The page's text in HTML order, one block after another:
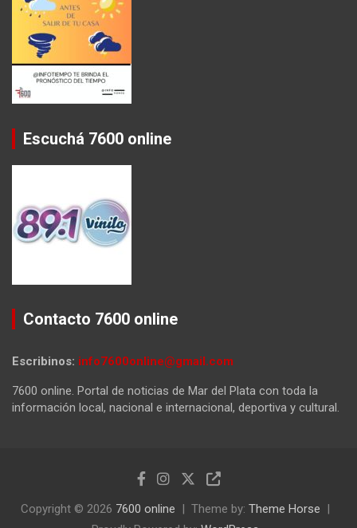
Escuchá 7600 online
Contacto 7600 online
Escribinos: info7600online@gmail.com
7600 online. Portal de noticias de Mar del Plata con toda la
información local, nacional e internacional, deportiva y cultural.
Copyright © 2026 7600 online Theme by: Theme Horse